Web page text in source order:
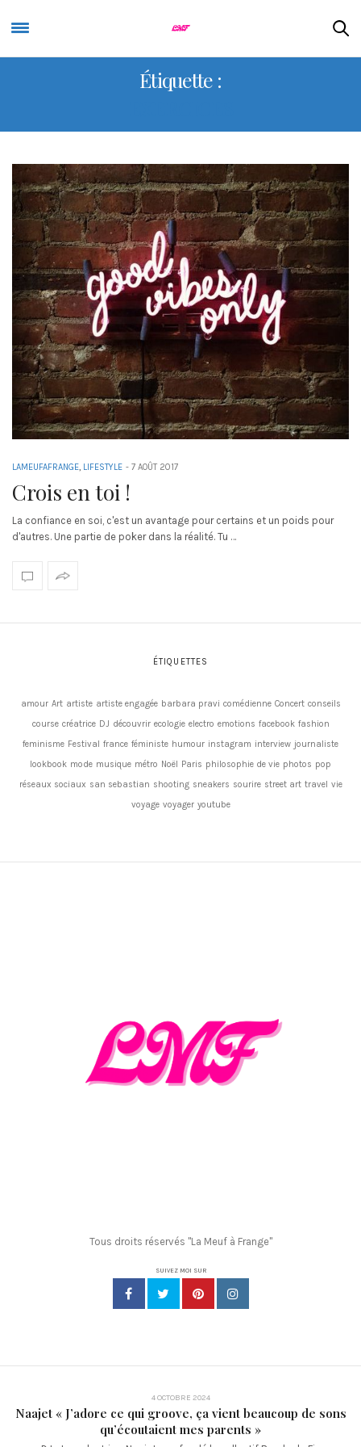
Étiquette :
LAMEUFAFRANGE, LIFESTYLE - 7 AOÛT 2017
Crois en toi !
La confiance en soi, c'est un avantage pour certains et un poids pour
d'autres. Une partie de poker dans la réalité. Tu …
ÉTIQUETTES
amour Art artiste artiste engagée barbara pravi comédienne Concert conseils
course créatrice DJ découvrir ecologie electro emotions facebook fashion
feminisme Festival france féministe humour instagram interview journaliste
lookbook mode musique métro Noël Paris philosophie de vie photos pop
réseaux sociaux san sebastian shooting sneakers sourire street art travel vie
voyage voyager youtube
Tous droits réservés "La Meuf à Frange"
SUIVEZ MOI SUR
4 OCTOBRE 2024
Naajet « J’adore ce qui groove, ça vient beaucoup de sons
qu’écoutaient mes parents »